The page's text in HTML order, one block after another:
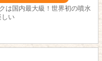
は国内最大級！世界初の噴水
しい